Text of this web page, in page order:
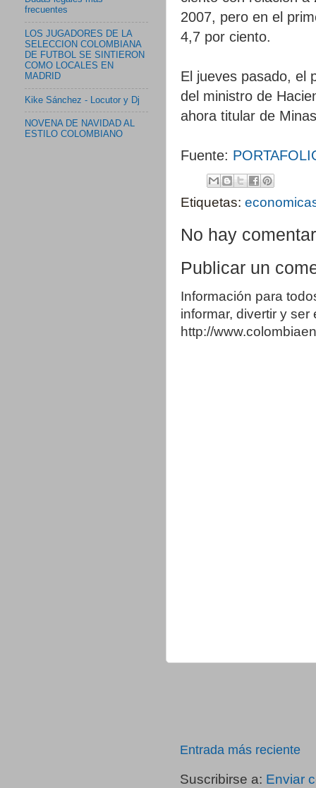
2007, pero en el
4,7 por ciento.
El jueves pasado, el
del ministro de
ahora titular de
Fuente:
Etiquetas:
No hay
Publicar un
Información para
informar, divertir y
http://
Entrada más reciente
Suscribirse a: Enviar
frecuentes
LOS JUGADORES DE LA
SELECCION COLOMBIANA
DE FUTBOL SE SINTIERON
COMO LOCALES EN
MADRID
Kike Sánchez - Locutor y Dj
NOVENA DE NAVIDAD AL
ESTILO COLOMBIANO